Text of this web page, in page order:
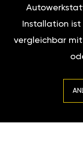
Installation
vergleichbar